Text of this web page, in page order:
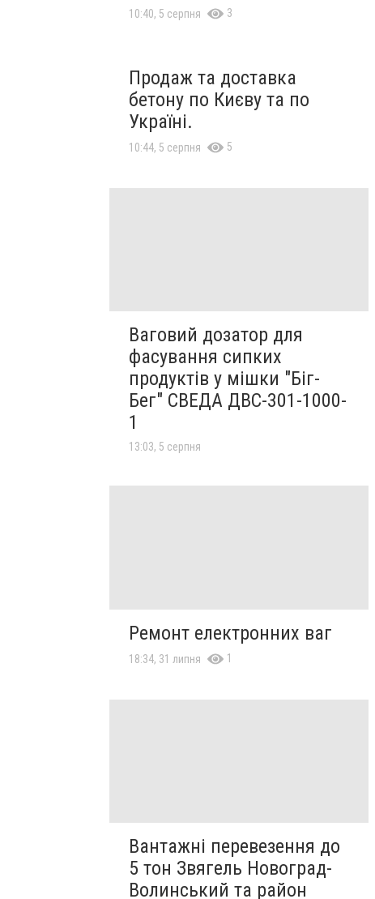
10:40, 5 серпня 3
Продаж та доставка
бетону по Києву та по
Україні.
10:44, 5 серпня 5
Ваговий дозатор для
фасування сипких
продуктів у мішки "Біг-
Бег" СВЕДА ДВС-301-1000-
1
13:03, 5 серпня
Ремонт електронних ваг
18:34, 31 липня 1
Вантажні перевезення до
5 тон Звягель Новоград-
Волинський та район